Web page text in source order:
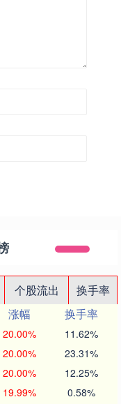
个股流出
换手率
涨幅
换手率
20.00% 11.62%
20.00% 23.31%
20.00% 12.25%
19.99% 0.58%